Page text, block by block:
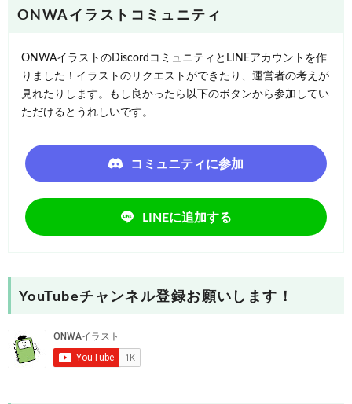
ONWAイラストコミュニティ
ONWAイラストのDiscordコミュニティとLINEアカウントを作
りました！イラストのリクエストができたり、運営者の考えが
見れたりします。もし良かったら以下のボタンから参加してい
ただけるとうれしいです。
コミュニティに参加
LINEに追加する
YouTubeチャンネル登録お願いします！